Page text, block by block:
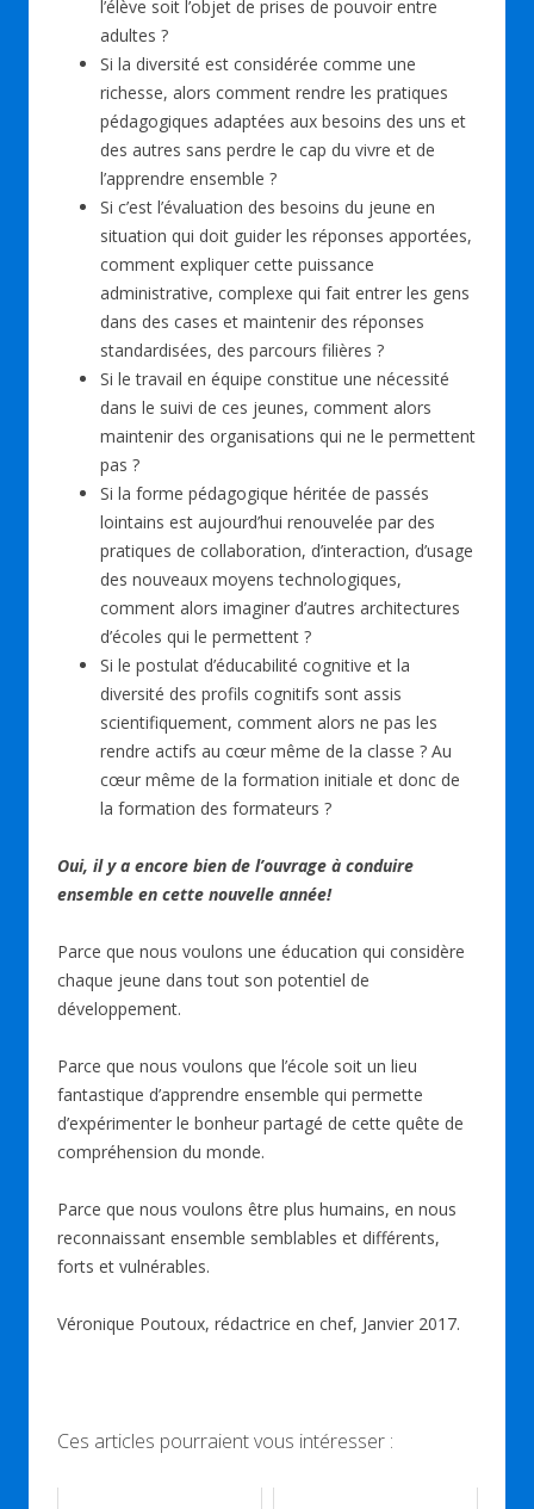
l’élève soit l’objet de prises de pouvoir entre
adultes ?
Si la diversité est considérée comme une
richesse, alors comment rendre les pratiques
pédagogiques adaptées aux besoins des uns et
des autres sans perdre le cap du vivre et de
l’apprendre ensemble ?
Si c’est l’évaluation des besoins du jeune en
situation qui doit guider les réponses apportées,
comment expliquer cette puissance
administrative, complexe qui fait entrer les gens
dans des cases et maintenir des réponses
standardisées, des parcours filières ?
Si le travail en équipe constitue une nécessité
dans le suivi de ces jeunes, comment alors
maintenir des organisations qui ne le permettent
pas ?
Si la forme pédagogique héritée de passés
lointains est aujourd’hui renouvelée par des
pratiques de collaboration, d’interaction, d’usage
des nouveaux moyens technologiques,
comment alors imaginer d’autres architectures
d’écoles qui le permettent ?
Si le postulat d’éducabilité cognitive et la
diversité des profils cognitifs sont assis
scientifiquement, comment alors ne pas les
rendre actifs au cœur même de la classe ? Au
cœur même de la formation initiale et donc de
la formation des formateurs ?
Oui, il y a encore bien de l’ouvrage à conduire
ensemble en cette nouvelle année!
Parce que nous voulons une éducation qui considère
chaque jeune dans tout son potentiel de
développement.
Parce que nous voulons que l’école soit un lieu
fantastique d’apprendre ensemble qui permette
d’expérimenter le bonheur partagé de cette quête de
compréhension du monde.
Parce que nous voulons être plus humains, en nous
reconnaissant ensemble semblables et différents,
forts et vulnérables.
Véronique Poutoux, rédactrice en chef, Janvier 2017.
Ces articles pourraient vous intéresser :